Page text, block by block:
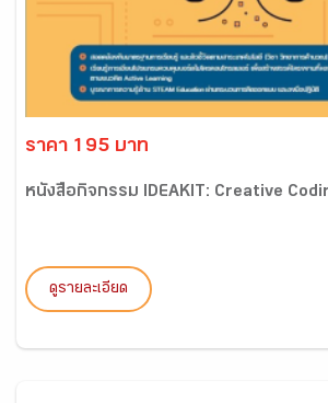
ราคา 195 บาท
หนังสือกิจกรรม IDEAKIT: Creative
ดูรายละเอียด